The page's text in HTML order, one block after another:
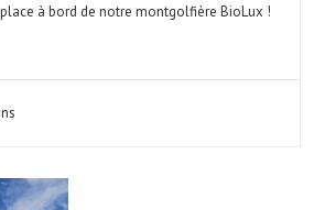
à bord de notre montgolfière BioLux !